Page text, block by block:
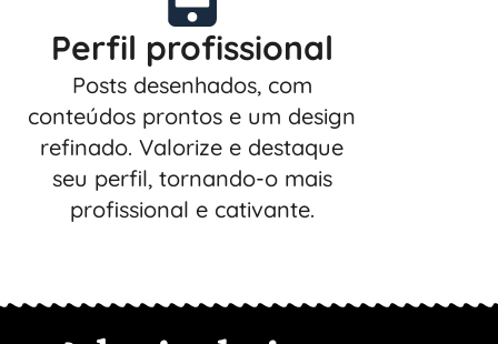
Perfil profissional
Posts desenhados, com
conteúdos prontos e um design
refinado. Valorize e destaque
seu perfil, tornando-o mais
profissional e cativante.